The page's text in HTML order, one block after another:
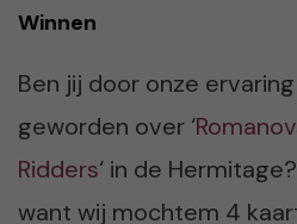
Winnen
Ben jij door onze
geworden over ‘
Ridders‘ in de
want wij mochtem 4